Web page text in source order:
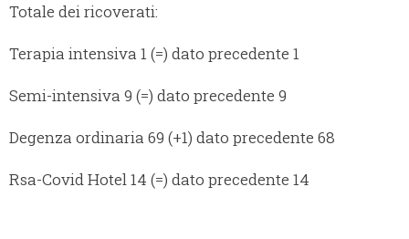
Totale dei ricoverati:
Terapia intensiva 1 (=) dato precedente 1
Semi-intensiva 9 (=) dato precedente 9
Degenza ordinaria 69 (+1) dato precedente 68
Rsa-Covid Hotel 14 (=) dato precedente 14